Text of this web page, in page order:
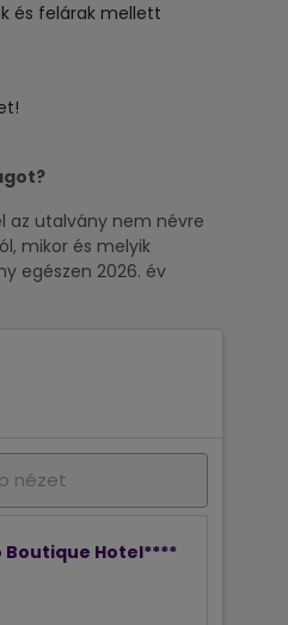
és felárak mellett
az utalvány nem névre
mikor és melyik
egészen 2026. év
nézet
Boutique Hotel****